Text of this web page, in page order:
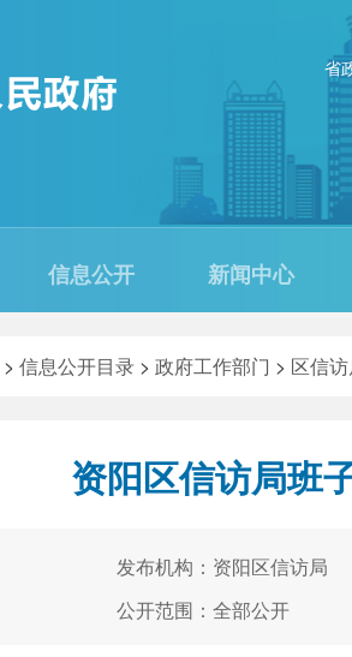
省
信息公开 新闻中心
> 信息公开目录 > 政府工作部门 > 区信
资阳区信访局班
发布机构：资阳区信访局
公开范围：全部公开